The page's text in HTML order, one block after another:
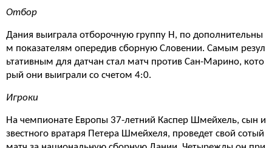
Отбор
Дания выиграла отборочную группу Н, по дополнительны
м показателям опередив сборную Словении. Самым резул
ьтативным для датчан стал матч против Сан-Марино, кото
рый они выиграли со счетом 4:0.
Игроки
На чемпионате Европы 37-летний Каспер Шмейхель, сын и
звестного вратаря Петера Шмейхеля, проведет свой сотый